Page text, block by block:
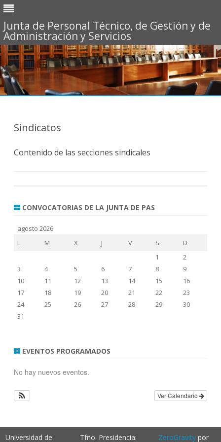
Junta de Personal Técnico, de Gestión y de
Administración y Servicios
Sindicatos
Contenido de las secciones sindicales
CONVOCATORIAS DE LA JUNTA DE PAS
agosto 2026
L
M X J V S
D
1
2
3
4 5 6 7 8
9
10
11 12 13 14 15
16
17
18 19 20 21 22
23
24
25 26 27 28 29
30
31
EVENTOS PROGRAMADOS
No hay nuevos eventos.
Ver Calendario
Universidad de Tfno. Presidencia: ZeroGravitypor